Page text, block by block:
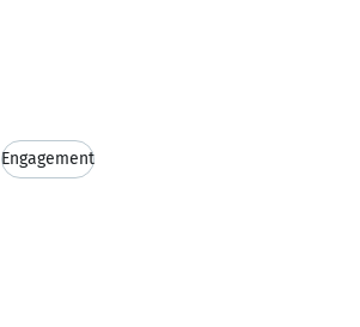
Engagement